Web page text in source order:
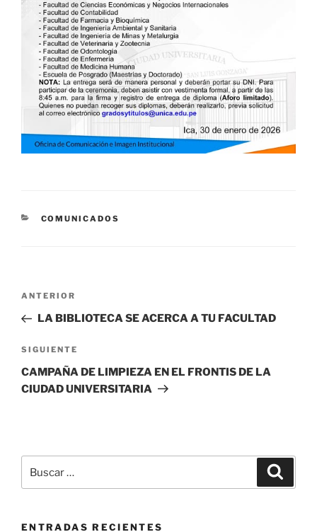
CATEGORÍAS
COMUNICADOS
Navegación
entradas
Entrada
anterior:
ANTERIOR
LA BIBLIOTECA SE ACERCA A TU FACULTAD
Siguiente
entrada
SIGUIENTE
CAMPAÑA DE LIMPIEZA EN EL FRONTIS DE LA
CIUDAD UNIVERSITARIA
por:
ENTRADAS RECIENTES